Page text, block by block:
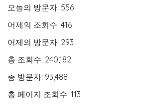
오늘의 방문자: 556
어제의 조회수: 416
어제의 방문자: 293
총 조회수: 240,182
총 방문자: 93,488
총 페이지 조회수: 113